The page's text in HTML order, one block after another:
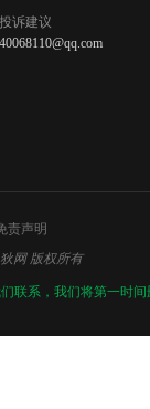
投诉建议
40068110@qq.com
责声明
网 版权所有
联系，我们将第一时间